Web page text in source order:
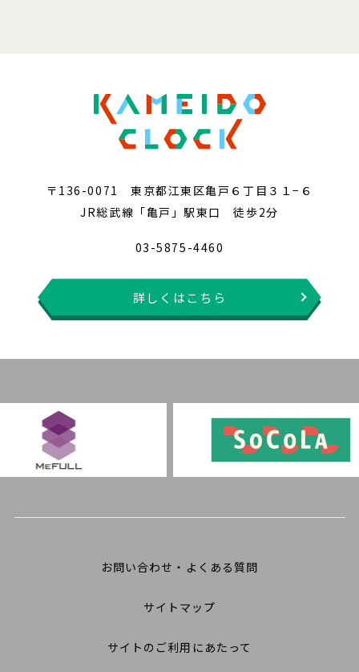
〒136-0071 東京都江東区亀戸６丁目３１−６
JR総武線「亀戸」駅東口 徒歩2分
03-5875-4460
詳しくはこちら
お問い合わせ・よくある質問
サイトマップ
サイトのご利用にあたって